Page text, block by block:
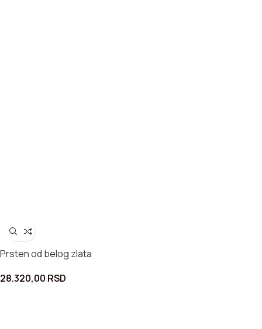
Prsten od belog zlata
28.320,00 RSD